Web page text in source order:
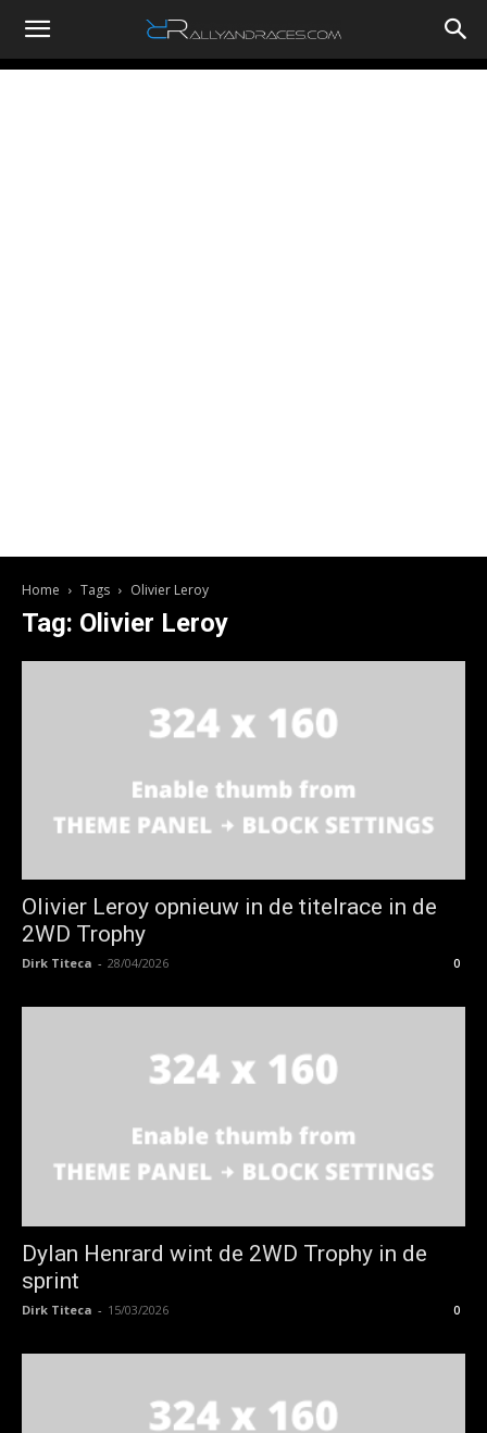
RallyandRaces.com
Home Tags Olivier Leroy
Tag: Olivier Leroy
Olivier Leroy opnieuw in de titelrace in de
2WD Trophy
Dirk Titeca - 28/04/2026 0
Dylan Henrard wint de 2WD Trophy in de
sprint
Dirk Titeca - 15/03/2026 0